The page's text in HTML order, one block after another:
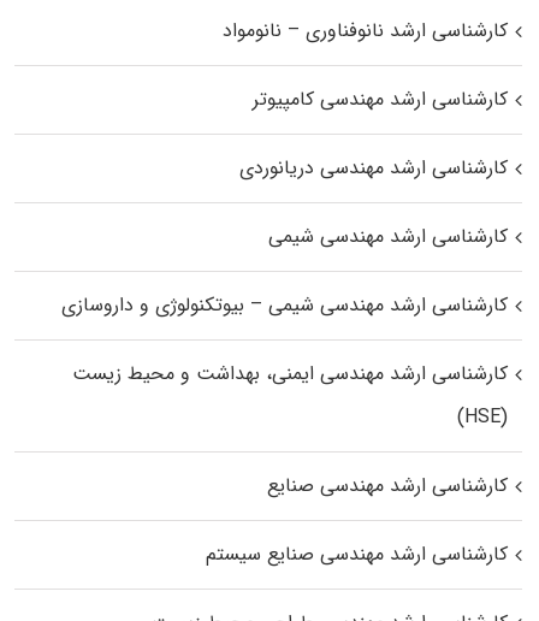
کارشناسی ارشد نانوفناوری – نانومواد
کارشناسی ارشد مهندسی کامپیوتر
کارشناسی ارشد مهندسی دریانوردی
کارشناسی ارشد مهندسی شیمی
کارشناسی ارشد مهندسی شیمی – بیوتکنولوژی و داروسازی
کارشناسی ارشد مهندسی ایمنی، بهداشت و محیط زیست
(HSE)
کارشناسی ارشد مهندسی صنایع
کارشناسی ارشد مهندسی صنایع سیستم